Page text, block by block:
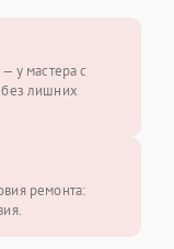
у мастера с
лишних
ремонта: